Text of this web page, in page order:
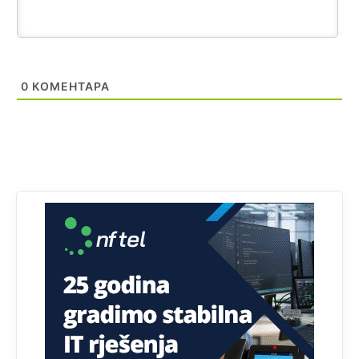
0 КОМЕНТАРА
pusti ih ciganija...pocetkom ovog vjeka,neko rece za
Radovana i Ratka kaki su oni srbi...i poce dalje da
besjedi znam ja dobro sta je bilo u Ag-ci...
Proguglajte
Анонимно2810587 11:21